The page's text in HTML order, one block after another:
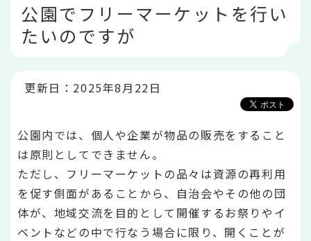
公園でフリーマーケットを行い
たいのですが
更新日：2025年8月22日
公園内では、個人や企業が物品の販売をすること
は原則としてできません。
ただし、フリーマーケットの品々は資源の再利用
を促す側面があることから、自治会やその他の団
体が、地域交流を目的として開催するお祭りやイ
ベントなどの中で行なう場合に限り、開くことが